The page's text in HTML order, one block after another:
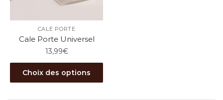
choisies
la
page
du
produit
CALE PORTE
Cale Porte Universel
13,99€
Choix des options
Ce
produit